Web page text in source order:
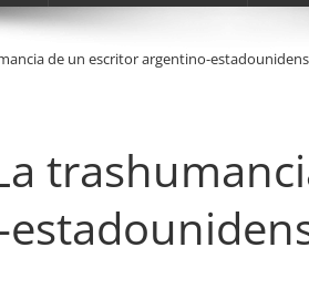
de un escritor argentino-